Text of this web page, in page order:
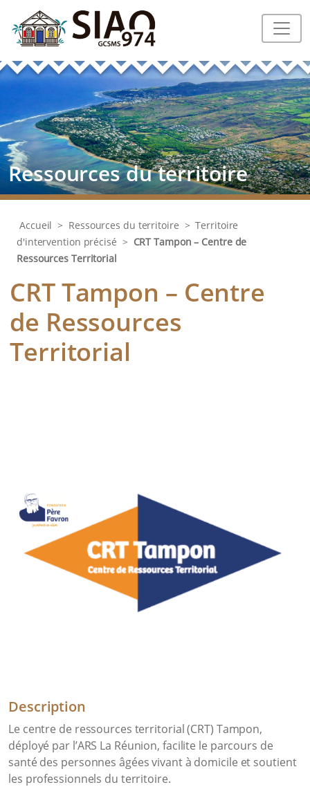
Ressources du territoire
Accueil > Ressources du territoire > Territoire
d'intervention précisé > CRT Tampon – Centre de
Ressources Territorial
CRT Tampon – Centre
de Ressources
Territorial
Description
Le centre de ressources territorial (CRT) Tampon,
déployé par l’ARS La Réunion, facilite le parcours de
santé des personnes âgées vivant à domicile et soutient
les professionnels du territoire.